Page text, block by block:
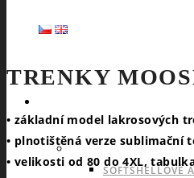
NABÍDKA PRO
SOFTSHELLOVÉ
TRENKY
• základní model lakrosových
• plnotištěná verze sublimační
• velikosti od 80 do 4XL,